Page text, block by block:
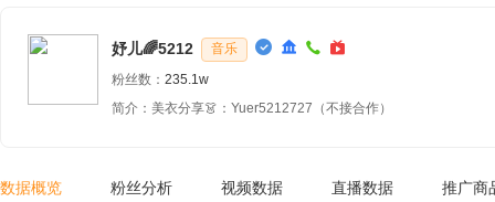
妤儿🌈5212
音乐
粉丝数： 235.1w
简介：美衣分享👗：Yuer5212727（不接合作）
数据概览 粉丝分析 视频数据 直播数据 推广商